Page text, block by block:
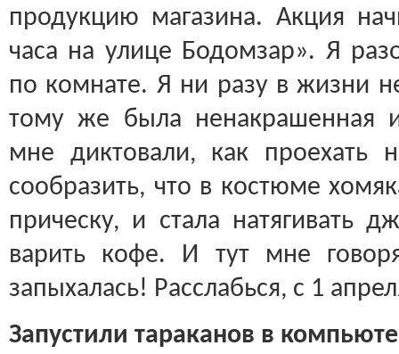
продукцию магазина. Акция
часа на улице Бодомзар». Я
по комнате. Я ни разу в жизни
тому же была ненакрашенная
мне диктовали, как проехать
сообразить, что в костюме
прическу, и стала натягивать
варить кофе. И тут мне
запыхалась! Расслабься, с 1
Запустили тараканов в